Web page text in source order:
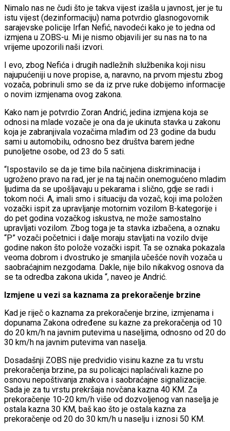
Nimalo nas ne čudi što je takva vijest izašla u javnost, jer je tu
istu vijest (dezinformaciju) nama potvrdio glasnogovornik
sarajevske policije Irfan Nefić, navodeći kako je to jedna od
izmjena u ZOBS-u. Mi je nismo objavili jer su nas na to na
vrijeme upozorili naši izvori.
I evo, zbog Nefića i drugih nadležnih službenika koji nisu
najupućeniji u nove propise, a, naravno, na prvom mjestu zbog
vozača, pobrinuli smo se da iz prve ruke dobijemo informacije
o novim izmjenama ovog zakona.
Kako nam je potvrdio Zoran Andrić, jedina izmjena koja se
odnosi na mlade vozače je ona da je ukinuta stavka u zakonu
koja je zabranjivala vozačima mlađim od 23 godine da budu
sami u automobilu, odnosno bez društva barem jedne
punoljetne osobe, od 23 do 5 sati.
“Ispostavilo se da je time bila načinjena diskriminacija i
ugroženo pravo na rad, jer je na taj način onemogućeno mladim
ljudima da se upošljavaju u pekarama i slično, gdje se radi i
tokom noći. A, imali smo i situaciju da vozač, koji ima položen
vozački ispit za upravljanje motornim vozilom B-kategorije i
do pet godina vozačkog iskustva, ne može samostalno
upravljati vozilom. Zbog toga je ta stavka izbačena, a oznaku
“P” vozači početnici i dalje moraju stavljati na vozilo dvije
godine nakon što polože vozački ispit. Ta se oznaka pokazala
veoma dobrom i dvostruko je smanjila učešće novih vozača u
saobraćajnim nezgodama. Dakle, nije bilo nikakvog osnova da
se ta odredba zakona ukida “, naveo je Andrić.
Izmjene u vezi sa kaznama za prekoračenje brzine
Kad je riječ o kaznama za prekoračenje brzine, izmjenama i
dopunama Zakona određene su kazne za prekoračenja od 10
do 20 km/h na javnim putevima u naseljima, odnosno od 20 do
30 km/h na javnim putevima van naselja.
Dosadašnji ZOBS nije predvidio visinu kazne za tu vrstu
prekoračenja brzine, pa su policajci naplaćivali kazne po
osnovu nepoštivanja znakova i saobraćajne signalizacije.
Sada je za tu vrstu prekršaja novčana kazna 40 KM. Za
prekoračenje 10-20 km/h više od dozvoljenog van naselja je
ostala kazna 30 KM, baš kao što je ostala kazna za
prekoračenje od 20 do 30 km/h u naselju i iznosi 50 KM.